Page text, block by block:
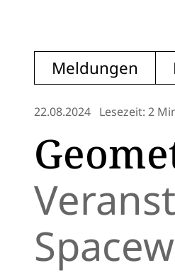
Meldungen
22.08.2024 Lesezeit: 2